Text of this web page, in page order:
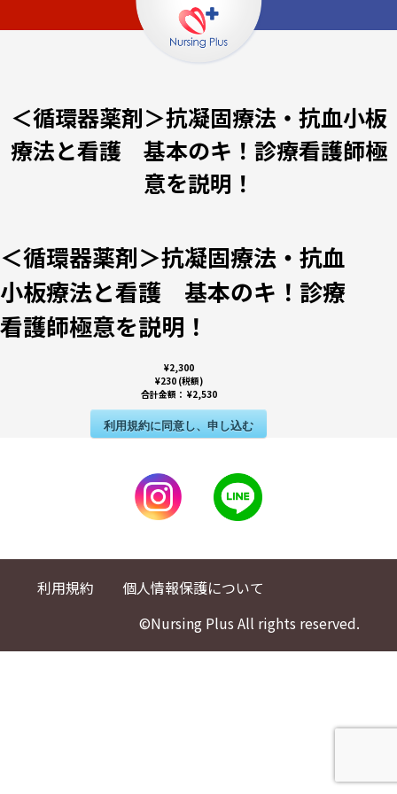
＜循環器薬剤＞抗凝固療法・抗血小板
療法と看護 基本のキ！診療看護師極
意を説明！
＜循環器薬剤＞抗凝固療法・抗血
小板療法と看護 基本のキ！診療
看護師極意を説明！
¥2,300
¥230 (税額)
合計金額： ¥2,530
利用規約に同意し、申し込む
利用規約
個人情報保護について
©Nursing Plus All rights reserved.